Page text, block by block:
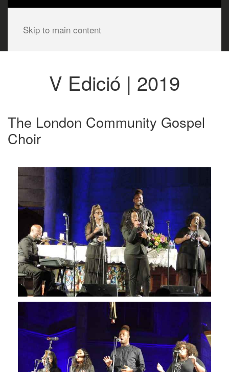
Skip to main content
V Edició | 2019
The London Community Gospel
Choir